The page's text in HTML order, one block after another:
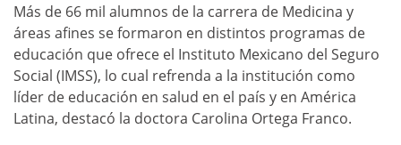
Más de 66 mil alumnos de la carrera de Medicina y
áreas afines se formaron en distintos programas de
educación que ofrece el Instituto Mexicano del Seguro
Social (IMSS), lo cual refrenda a la institución como
líder de educación en salud en el país y en América
Latina, destacó la doctora Carolina Ortega Franco.